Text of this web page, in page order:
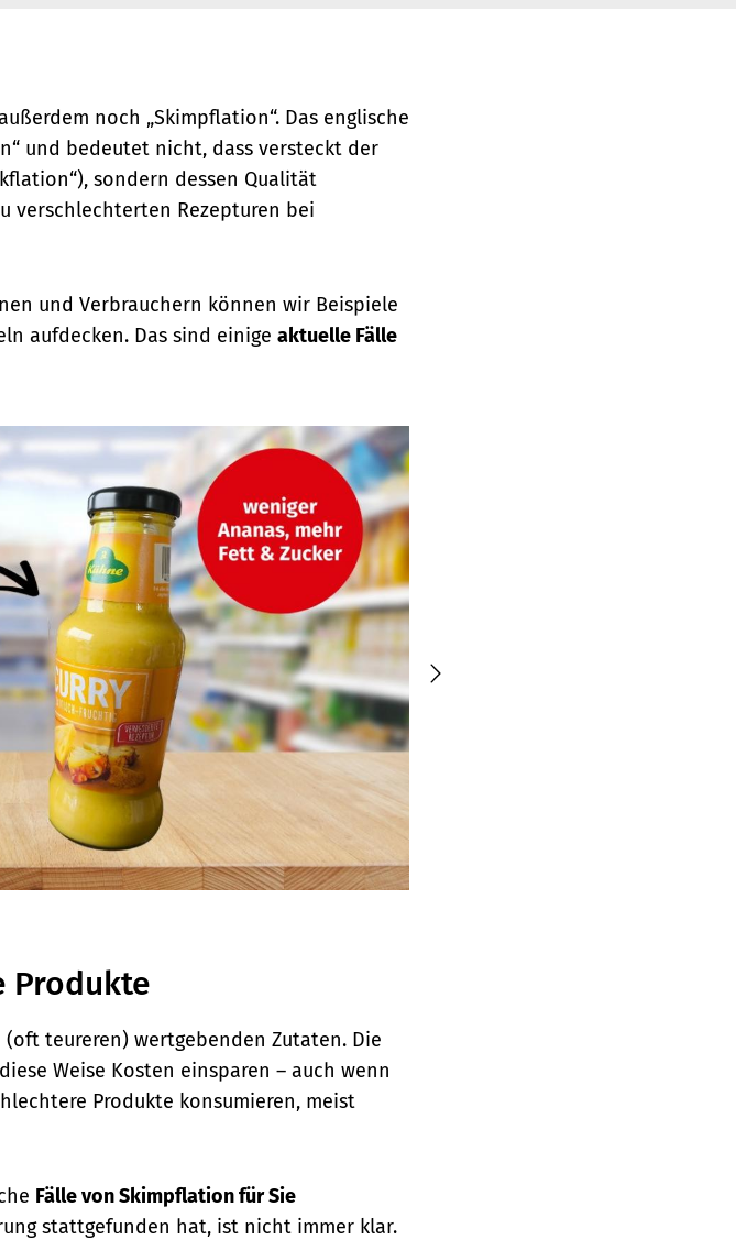
noch „Skimpflation“. Das englische
und bedeutet nicht, dass versteckt der
sondern dessen Qualität
verschlechterten Rezepturen bei
und Verbrauchern können wir Beispiele
aufdecken. Das sind einige aktuelle Fälle
Produkte
teureren) wertgebenden Zutaten. Die
Weise Kosten einsparen – auch wenn
Produkte konsumieren, meist
Fälle von Skimpflation für Sie
stattgefunden hat, ist nicht immer klar.